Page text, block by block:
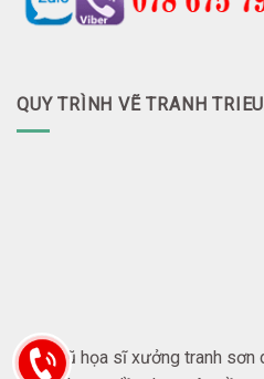
QUY TRÌNH VẼ TRANH
Đội ngũ họa sĩ xưởng tranh sơn